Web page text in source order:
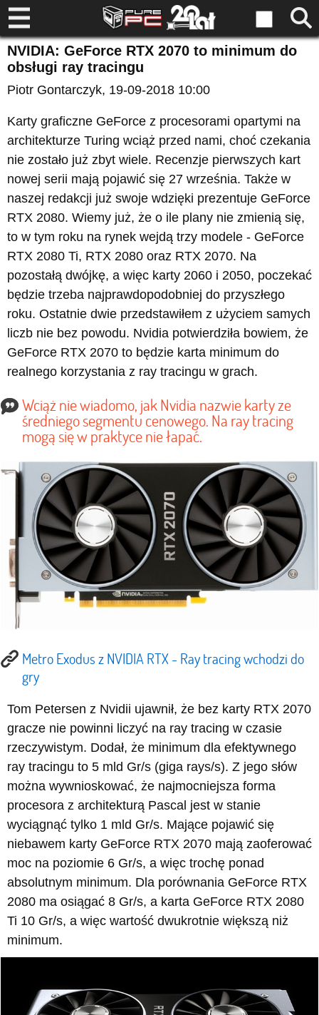
NVIDIA: GeForce RTX 2070 to minimum do
obsługi ray tracingu
Piotr Gontarczyk, 19-09-2018 10:00
Karty graficzne GeForce z procesorami opartymi na
architekturze Turing wciąż przed nami, choć czekania
nie zostało już zbyt wiele. Recenzje pierwszych kart
nowej serii mają pojawić się 27 września. Także w
naszej redakcji już swoje wdzięki prezentuje GeForce
RTX 2080. Wiemy już, że o ile plany nie zmienią się,
to w tym roku na rynek wejdą trzy modele - GeForce
RTX 2080 Ti, RTX 2080 oraz RTX 2070. Na
pozostałą dwójkę, a więc karty 2060 i 2050, poczekać
będzie trzeba najprawdopodobniej do przyszłego
roku. Ostatnie dwie przedstawiłem z użyciem samych
liczb nie bez powodu. Nvidia potwierdziła bowiem, że
GeForce RTX 2070 to będzie karta minimum do
realnego korzystania z ray tracingu w grach.
Wciąż nie wiadomo, jak Nvidia nazwie karty ze
średniego segmentu cenowego. Na ray tracing
mogą się w praktyce nie łapać.
Metro Exodus z NVIDIA RTX - Ray tracing wchodzi do
gry
Tom Petersen z Nvidii ujawnił, że bez karty RTX 2070
gracze nie powinni liczyć na ray tracing w czasie
rzeczywistym. Dodał, że minimum dla efektywnego
ray tracingu to 5 mld Gr/s (giga rays/s). Z jego słów
można wywnioskować, że najmocniejsza forma
procesora z architekturą Pascal jest w stanie
wyciągnąć tylko 1 mld Gr/s. Mające pojawić się
niebawem karty GeForce RTX 2070 mają zaoferować
moc na poziomie 6 Gr/s, a więc trochę ponad
absolutnym minimum. Dla porównania GeForce RTX
2080 ma osiągać 8 Gr/s, a karta GeForce RTX 2080
Ti 10 Gr/s, a więc wartość dwukrotnie większą niż
minimum.